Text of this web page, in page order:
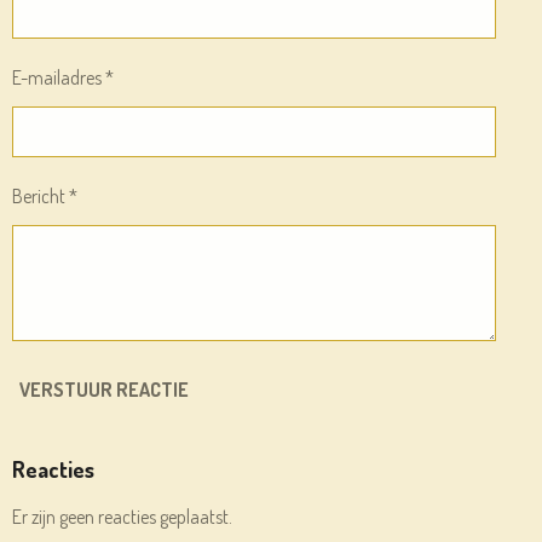
E-mailadres *
Bericht *
VERSTUUR REACTIE
Reacties
Er zijn geen reacties geplaatst.